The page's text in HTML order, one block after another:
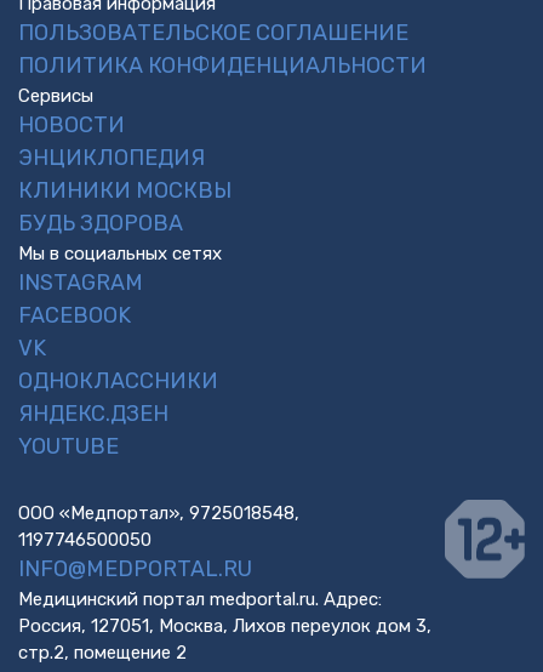
ПОЛЬЗОВАТЕЛЬСКОЕ СОГЛАШЕНИЕ
ПОЛИТИКА КОНФИДЕНЦИАЛЬНОСТИ
Сервисы
НОВОСТИ
ЭНЦИКЛОПЕДИЯ
КЛИНИКИ МОСКВЫ
БУДЬ ЗДОРОВА
Мы в социальных сетях
INSTAGRAM
FACEBOOK
VK
ОДНОКЛАССНИКИ
ЯНДЕКС.ДЗЕН
YOUTUBE
ООО «Медпортал», 9725018548,
1197746500050
INFO@MEDPORTAL.RU
Медицинский портал medportal.ru. Адрес:
Россия, 127051, Москва, Лихов переулок дом 3,
стр.2, помещение 2